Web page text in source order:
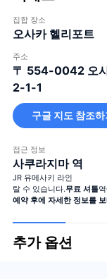
집합 장소
오사카 헬리포트
주소
〒 554-0042 오
2-1-1
구글 지도 참조하
접근 정보
사쿠라지마 역
JR 유메사키 라인
탈 수 있습니다.무료 셔틀
예약 후에 자세한 정보를
추가 옵션